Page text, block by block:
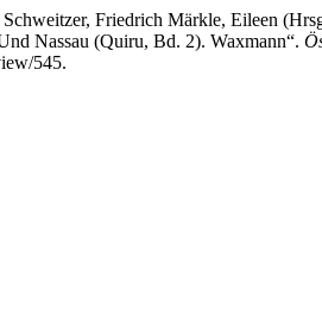
Friedrich Märkle, Eileen
Nassau (Quiru, Bd. 2). Waxmann“.
545.